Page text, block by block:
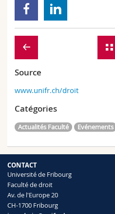
Source
www.unifr.ch/droit
Catégories
Actualités Faculté Evénements
CONTACT
Université de Fribourg
Faculté de droit
Av. de l'Europe 20
CH-1700 Fribourg